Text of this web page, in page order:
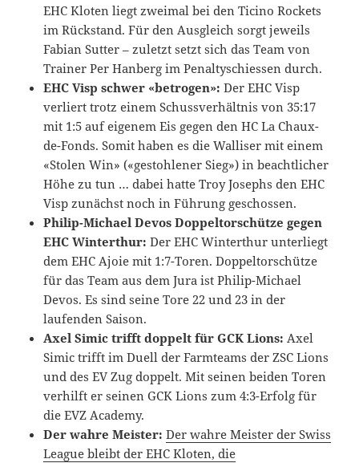
EHC Kloten liegt zweimal bei den Ticino Rockets
im Rückstand. Für den Ausgleich sorgt jeweils
Fabian Sutter – zuletzt setzt sich das Team von
Trainer Per Hanberg im Penaltyschiessen durch.
EHC Visp schwer «betrogen»: Der EHC Visp
verliert trotz einem Schussverhältnis von 35:17
mit 1:5 auf eigenem Eis gegen den HC La Chaux-
de-Fonds. Somit haben es die Walliser mit einem
«Stolen Win» («gestohlener Sieg») in beachtlicher
Höhe zu tun … dabei hatte Troy Josephs den EHC
Visp zunächst noch in Führung geschossen.
Philip-Michael Devos Doppeltorschütze gegen
EHC Winterthur: Der EHC Winterthur unterliegt
dem EHC Ajoie mit 1:7-Toren. Doppeltorschütze
für das Team aus dem Jura ist Philip-Michael
Devos. Es sind seine Tore 22 und 23 in der
laufenden Saison.
Axel Simic trifft doppelt für GCK Lions: Axel
Simic trifft im Duell der Farmteams der ZSC Lions
und des EV Zug doppelt. Mit seinen beiden Toren
verhilft er seinen GCK Lions zum 4:3-Erfolg für
die EVZ Academy.
Der wahre Meister: Der wahre Meister der Swiss
League bleibt der EHC Kloten, die